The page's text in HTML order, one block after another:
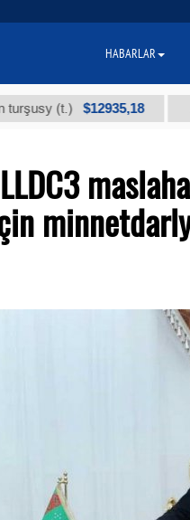
(t.) $12935,18 Az
HABARLAR